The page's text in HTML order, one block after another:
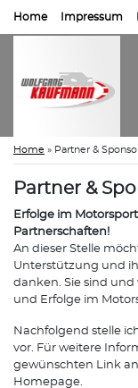
Home Impressum
Home » Partner &
Partner &
Erfolge im
Partnerschaften!
An dieser Stelle
Unterstützung und
danken. Sie sind
und Erfolge im
Nachfolgend stelle
vor. Für weitere
gewünschten Link
Homepage.